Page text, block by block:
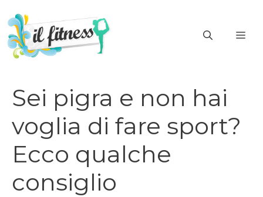
contenuto
Sei pigra e non hai
voglia di fare sport?
Ecco qualche
consiglio